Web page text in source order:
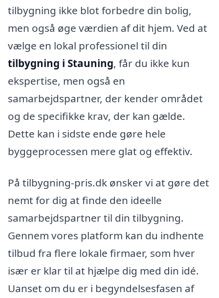
tilbygning ikke blot forbedre din bolig,
men også øge værdien af dit hjem. Ved at
vælge en lokal professionel til din
tilbygning i Stauning, får du ikke kun
ekspertise, men også en
samarbejdspartner, der kender området
og de specifikke krav, der kan gælde.
Dette kan i sidste ende gøre hele
byggeprocessen mere glat og effektiv.
På tilbygning-pris.dk ønsker vi at gøre det
nemt for dig at finde den ideelle
samarbejdspartner til din tilbygning.
Gennem vores platform kan du indhente
tilbud fra flere lokale firmaer, som hver
især er klar til at hjælpe dig med din idé.
Uanset om du er i begyndelsesfasen af